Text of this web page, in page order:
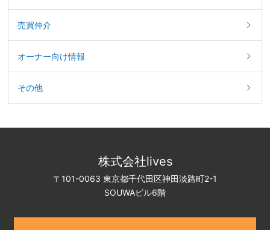
売買仲介
オーナー向け情報
その他
株式会社lives
〒101-0063 東京都千代田区神田淡路町2-1
SOUWAビル6階